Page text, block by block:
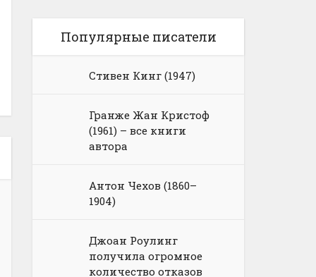
Популярные писатели
Стивен Кинг (1947)
Гранже Жан Кристоф
(1961) – все книги
автора
Антон Чехов (1860–
1904)
Джоан Роулинг
получила огромное
количество отказов